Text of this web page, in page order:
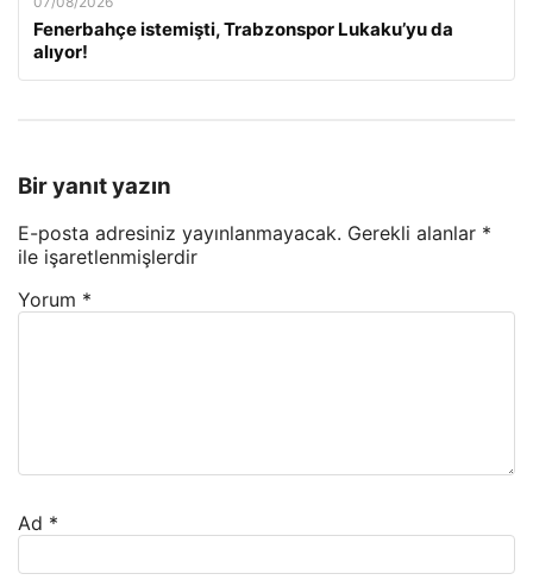
Fenerbahçe istemişti, Trabzonspor Lukaku’yu da
alıyor!
Bir yanıt yazın
E-posta adresiniz yayınlanmayacak. Gerekli alanlar *
ile işaretlenmişlerdir
Yorum *
Ad *